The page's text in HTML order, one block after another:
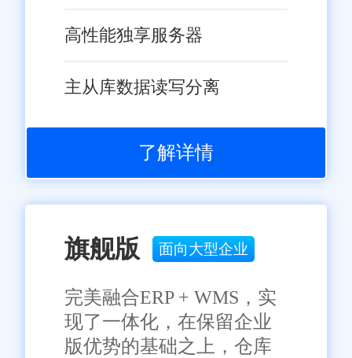
用旺店通ERP系统，医药企业可
化和智能化，降低运营成本，提
高生产效率和市场竞争力。未
来，随着技术的不断进步和市场
的不断发展，旺店通ERP系统将
继续为医药行业企业提供更加全
面、专业、高效的解决方案，助
免责声明：本网站尽可能确保发布信息的准确性与可靠性，但不能
保证其完全无误，请您在阅读本网站内容时自行判断真实性，本网
站对于您因信赖该信息引起的损失概不负责。本网站发布的部分内
容，包括但不限于文字、图片、标识、广告、商标、域名等，除特
单位或个人认为本网站中的网页或链接内容可能存在不实内容或涉
明及详细不实或侵权情况证明，我们将尽快处理。
高性能独享服务器
主从库数据读写分离
了解详情
旗舰版 面向大型企业
完美融合ERP + WMS，实
现了一体化，在保留企业
版优势的基础之上，仓库